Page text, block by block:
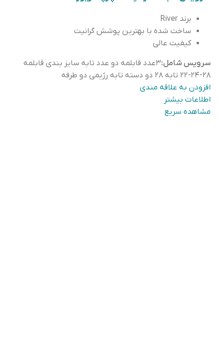
برند River
ساخت شده با بهترین پوشش گرانيت
كيفيت عالی
سرویس شامل:
۳عدد قابلمه دو عدد تابه سایز بندی قابلمه
۲۸-۲۴-۲۲ تابه ٢٨ دو دسته تابه رژیمی دو طرفه
افزودن به علاقه مندی
اطلاعات بیشتر
مشاهده سریع